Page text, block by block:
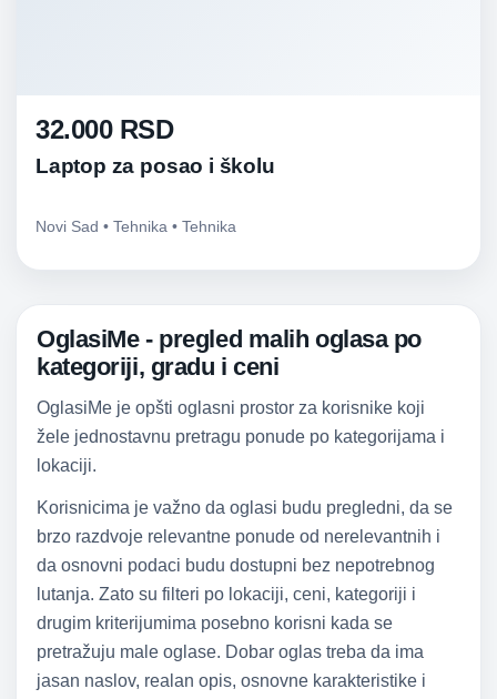
32.000 RSD
Laptop za posao i školu
Novi Sad • Tehnika • Tehnika
OglasiMe - pregled malih oglasa po
kategoriji, gradu i ceni
OglasiMe je opšti oglasni prostor za korisnike koji
žele jednostavnu pretragu ponude po kategorijama i
lokaciji.
Korisnicima je važno da oglasi budu pregledni, da se
brzo razdvoje relevantne ponude od nerelevantnih i
da osnovni podaci budu dostupni bez nepotrebnog
lutanja. Zato su filteri po lokaciji, ceni, kategoriji i
drugim kriterijumima posebno korisni kada se
pretražuju male oglase. Dobar oglas treba da ima
jasan naslov, realan opis, osnovne karakteristike i